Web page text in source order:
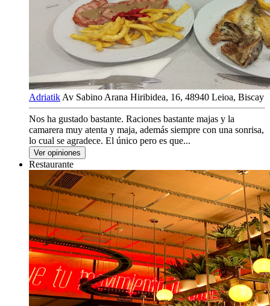
Adriatik Av Sabino Arana Hiribidea, 16, 48940 Leioa, Biscay
Nos ha gustado bastante. Raciones bastante majas y la
camarera muy atenta y maja, además siempre con una sonrisa,
lo cual se agradece. El único pero es que...
Ver opiniones
Restaurante